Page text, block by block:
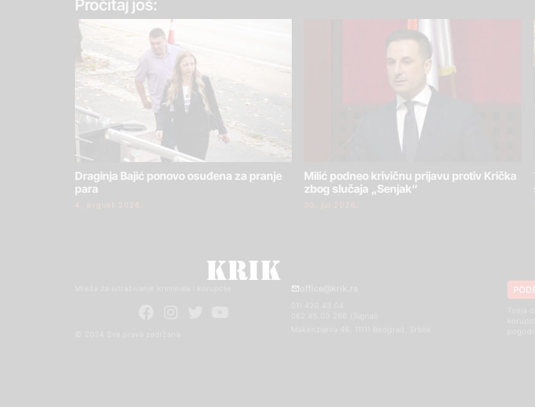
Pročitaj još:
Draginja Bajić ponovo osuđena za pranje
para
4. avgust 2026.
Milić podneo krivičnu prijavu protiv Krička
zbog slučaja „Senjak“
30. jul 2026.
Mreža za istraživanje kriminala i korupcije
© 2024 Sva prava zadržana
office@krik.rs
011 420 43 04
Makenzijeva 46, 11111 Beograd, Srbija
Tvoja